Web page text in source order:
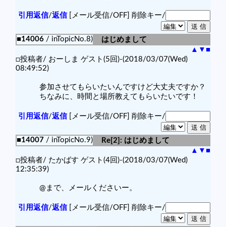
引用返信/返信[メール受信/OFF] 削除キー/
■14006 / inTopicNo.8)
はじめまして
▲ ▼ ■
□投稿者/ おーしま ゲスト(5回)-(2018/03/07(Wed)
08:49:52)
参加させてもらいたいんですけど大丈夫ですか？
ちなみに、時間と場所教えてもらいたいです！
引用返信/返信[メール受信/OFF] 削除キー/
■14007 / inTopicNo.9)
Re[2]: はじめまして
▲ ▼ ■
□投稿者/ たかばす ゲスト(4回)-(2018/03/07(Wed)
12:35:39)
@まで、メールくださいー。
引用返信/返信[メール受信/OFF] 削除キー/